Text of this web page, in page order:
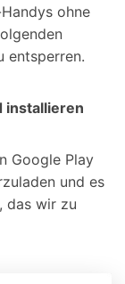
ohne
entsperren.
installieren
Google Play
und es
das wir zu